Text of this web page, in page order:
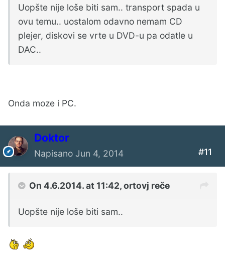
Uopšte nije loše biti sam.. transport spada u
ovu temu.. uostalom odavno nemam CD
plejer, diskovi se vrte u DVD-u pa odatle u
DAC..
Onda moze i PC.
Doktor
Napisano Jun 4, 2014 #11
On 4.6.2014. at 11:42, ortovj reče
Uopšte nije loše biti sam..